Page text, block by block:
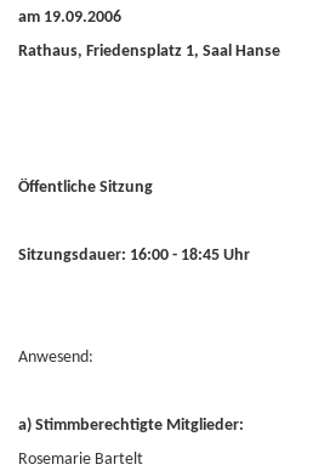
am 19.09.2006
Rathaus, Friedensplatz 1, Saal Hanse
Öffentliche Sitzung
Sitzungsdauer: 16:00 - 18:45 Uhr
Anwesend:
a) Stimmberechtigte Mitglieder:
Rosemarie Bartelt